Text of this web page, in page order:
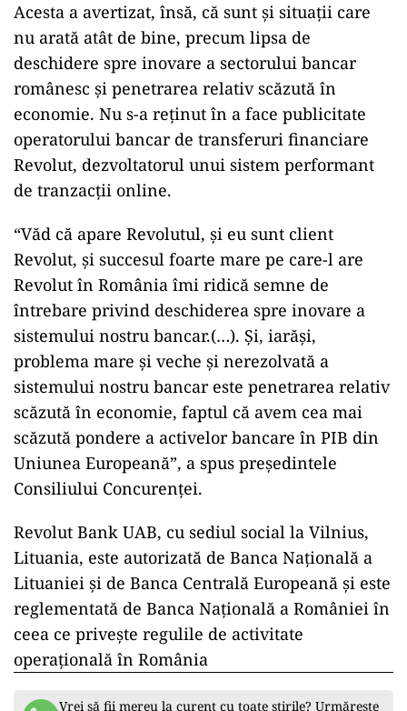
Acesta a avertizat, însă, că sunt şi situații care
nu arată atât de bine, precum lipsa de
deschidere spre inovare a sectorului bancar
românesc şi penetrarea relativ scăzută în
economie. Nu s-a reținut în a face publicitate
operatorului bancar de transferuri financiare
Revolut, dezvoltatorul unui sistem performant
de tranzacții online.
“Văd că apare Revolutul, şi eu sunt client
Revolut, şi succesul foarte mare pe care-l are
Revolut în România îmi ridică semne de
întrebare privind deschiderea spre inovare a
sistemului nostru bancar.(…). Şi, iarăşi,
problema mare şi veche şi nerezolvată a
sistemului nostru bancar este penetrarea relativ
scăzută în economie, faptul că avem cea mai
scăzută pondere a activelor bancare în PIB din
Uniunea Europeană”, a spus preşedintele
Consiliului Concurenţei.
Revolut Bank UAB, cu sediul social la Vilnius,
Lituania, este autorizată de Banca Națională a
Lituaniei și de Banca Centrală Europeană și este
reglementată de Banca Națională a României în
ceea ce privește regulile de activitate
operațională în România
Vrei să fii mereu la curent cu toate știrile? Urmărește